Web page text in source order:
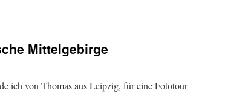
Mittelgebirge
ich von Thomas aus Leipzig, für eine Fototour